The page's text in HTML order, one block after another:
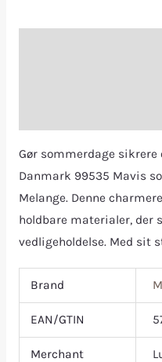
Gør sommerdage sikrere
Danmark 99535 Mavis
Melange. Denne
holdbare materialer, der
vedligeholdelse. Med sit
Brand
EAN/GTIN
Merchant